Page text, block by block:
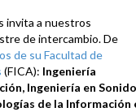
invita a nuestros
de intercambio. De
de su Facultad de
(FICA): Ingeniería
Ingeniería en
de la Información